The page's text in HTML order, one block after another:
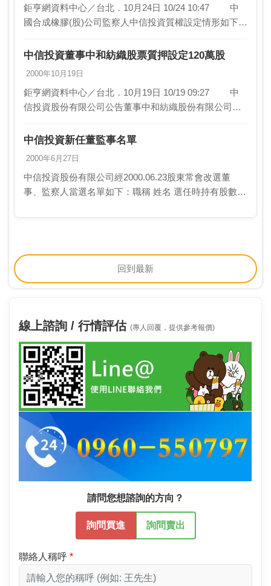
鉅亨網資料中心／台北．10月24日 10/24 10:47 中
國合成橡膠(股)公司監察人中信投資質權設定情形如下：
400…
中信投資董事中和紡織股票質押設定120萬股
2000年10月19日
鉅亨網資料中心／台北．10月19日 10/19 09:27 中
信投資股份有限公司公告董事中和紡織股份有限公司股
定：120萬股 …
中信投資新任董監事名單
2000年6月27日
中信投資股份有限公司經2000.06.23股東常會改選董
事、監察人當選名單如下：職稱 姓名 選任時持有股數董
回到最新
線上諮詢 / 行情評估 (專人回覆，提供參考報價)
請問您想諮詢的方向？
詢問買進 詢問賣出
聯絡人稱呼